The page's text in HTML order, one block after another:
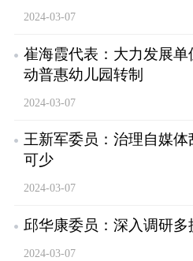
2024-03-07
崔海霞代表：大力发展
动普惠幼儿园转制
2024-03-07
王新军委员：治理自媒
可少
2024-03-07
邱华康委员：深入调研多
2024-03-07